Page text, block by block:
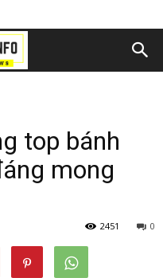
top bánh
mong
0
2451